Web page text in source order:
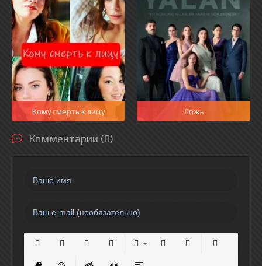
Кому смерть к лицу Ложь
Комментарии (0)